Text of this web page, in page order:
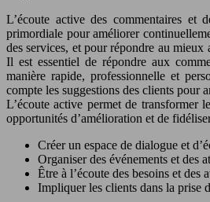
L’écoute active des commentaires et
primordiale pour améliorer
des services, et pour répondre au
Il est essentiel de répondre aux
manière rapide, professionnelle et
compte les suggestions des clients pour
L’écoute active permet de transformer
opportunités d’amélioration et de
Créer un espace de dialogue et
Organiser des événements et des
Être à l’écoute des besoins et des
Impliquer les clients dans la prise